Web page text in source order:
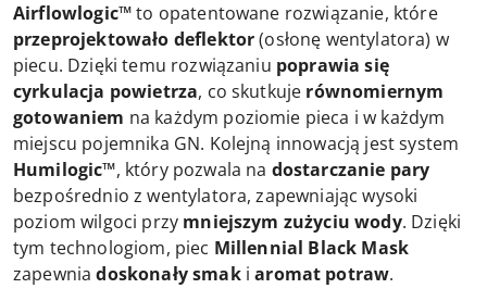
Airflowlogic™to opatentowane rozwiązanie, które
przeprojektowało deflektor(osłonę wentylatora) w
piecu. Dzięki temu rozwiązaniu poprawia się
cyrkulacja powietrza, co skutkuje równomiernym
gotowaniem na każdym poziomie pieca i w każdym
miejscu pojemnika GN. Kolejną innowacją jest system
Humilogic™, który pozwala na dostarczanie pary
bezpośrednio z wentylatora, zapewniając wysoki
poziom wilgoci przy mniejszym zużyciu wody. Dzięki
tym technologiom, piec Millennial Black Mask
zapewniadoskonały smakiaromat potraw.